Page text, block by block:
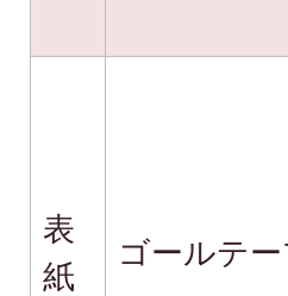
表
紙
ゴールテ